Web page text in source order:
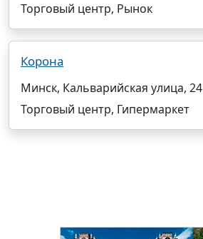
Торговый центр, Рынок
Корона
Минск, Кальварийская улица, 24
Торговый центр, Гипермаркет